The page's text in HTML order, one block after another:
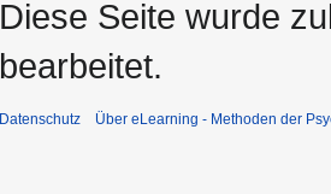
Diese Seite wurde
bearbeitet.
Datenschutz Über eLearning - Methoden der